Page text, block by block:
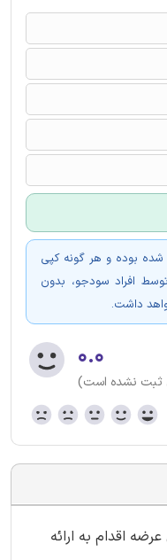
بوده و هر گونه کپی
افراد سودجو، بدون
داشت.
۰.۰
ثبت نشده است)
اقدام به ارائه